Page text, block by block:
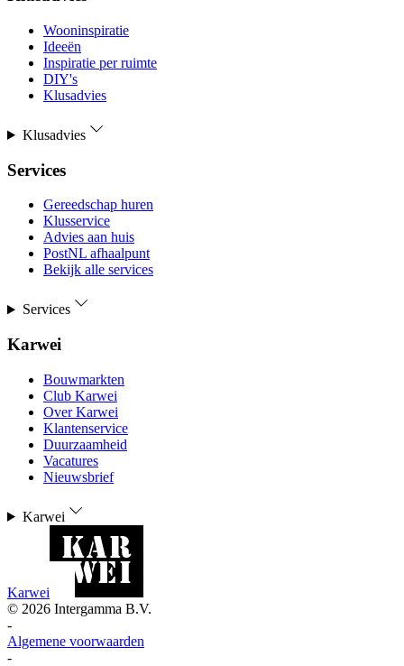
Wooninspiratie
Ideeën
Inspiratie per ruimte
DIY's
Klusadvies
Klusadvies
Services
Gereedschap huren
Klusservice
Advies aan huis
PostNL afhaalpunt
Bekijk alle services
Services
Karwei
Bouwmarkten
Club Karwei
Over Karwei
Klantenservice
Duurzaamheid
Vacatures
Nieuwsbrief
Karwei
Karwei
© 2026 Intergamma B.V.
-
Algemene voorwaarden
-